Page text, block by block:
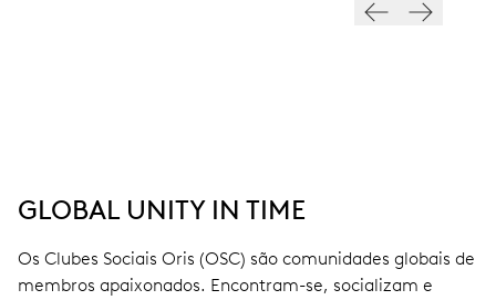
GLOBAL UNITY IN TIME
Os Clubes Sociais Oris (OSC) são comunidades globais de
membros apaixonados. Encontram-se, socializam e